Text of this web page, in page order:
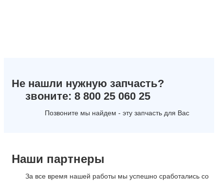
Не нашли нужную запчасть?
звоните: 8 800 25 060 25
Позвоните мы найдем - эту запчасть для Вас
Наши партнеры
За все время нашей работы мы успешно сработались со